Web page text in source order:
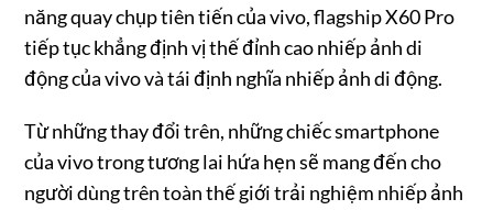
năng quay chụp tiên tiến của vivo, flagship X60 Pro
tiếp tục khẳng định vị thế đỉnh cao nhiếp ảnh di
động của vivo và tái định nghĩa nhiếp ảnh di động.
Từ những thay đổi trên, những chiếc smartphone
của vivo trong tương lai hứa hẹn sẽ mang đến cho
người dùng trên toàn thế giới trải nghiệm nhiếp ảnh